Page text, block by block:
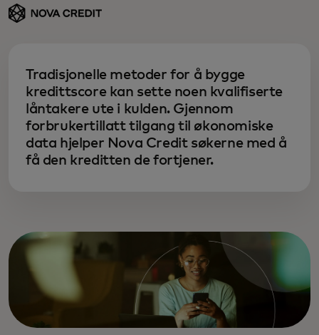
Tradisjonelle metoder for å bygge
kredittscore kan sette noen kvalifiserte
låntakere ute i kulden. Gjennom
forbrukertillatt tilgang til økonomiske
data hjelper Nova Credit søkerne med å
få den kreditten de fortjener.